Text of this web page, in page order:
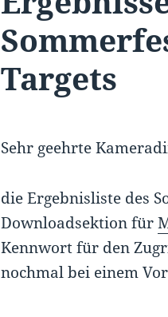
Targets
Sehr geehrte
die Ergebnisliste des
Downloadsektion für
Kennwort für den
nochmal bei einem